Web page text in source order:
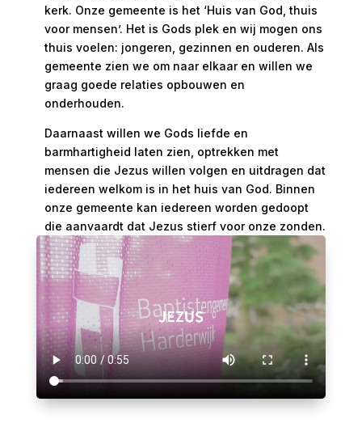
kerk. Onze gemeente is het ‘Huis van God, thuis
voor mensen’. Het is Gods plek en wij mogen ons
thuis voelen: jongeren, gezinnen en ouderen. Als
gemeente zien we om naar elkaar en willen we
graag goede relaties opbouwen en
onderhouden.
Daarnaast willen we Gods liefde en
barmhartigheid laten zien, optrekken met
mensen die Jezus willen volgen en uitdragen dat
iedereen welkom is in het huis van God. Binnen
onze gemeente kan iedereen worden gedoopt
die aanvaardt dat Jezus stierf voor onze zonden.